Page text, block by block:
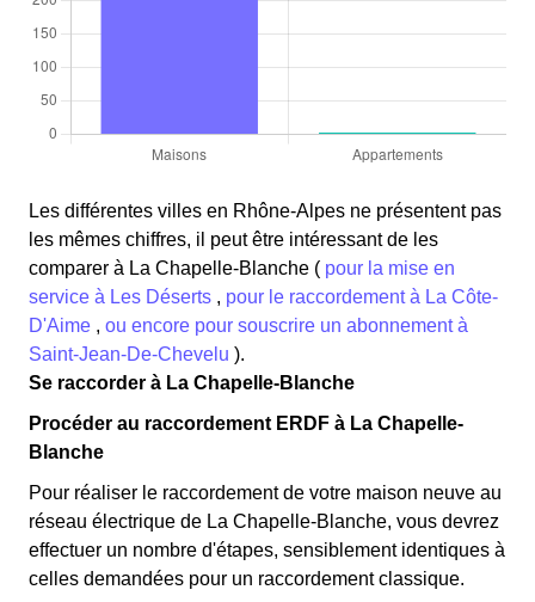
Les différentes villes en Rhône-Alpes ne présentent pas
les mêmes chiffres, il peut être intéressant de les
comparer à La Chapelle-Blanche ( pour la mise en
service à Les Déserts , pour le raccordement à La Côte-
D'Aime , ou encore pour souscrire un abonnement à
Saint-Jean-De-Chevelu ).
Se raccorder à La Chapelle-Blanche
Procéder au raccordement ERDF à La Chapelle-
Blanche
Pour réaliser le raccordement de votre maison neuve au
réseau électrique de La Chapelle-Blanche, vous devrez
effectuer un nombre d'étapes, sensiblement identiques à
celles demandées pour un raccordement classique.